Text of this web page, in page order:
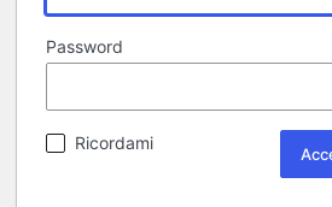
Password
Ricordami